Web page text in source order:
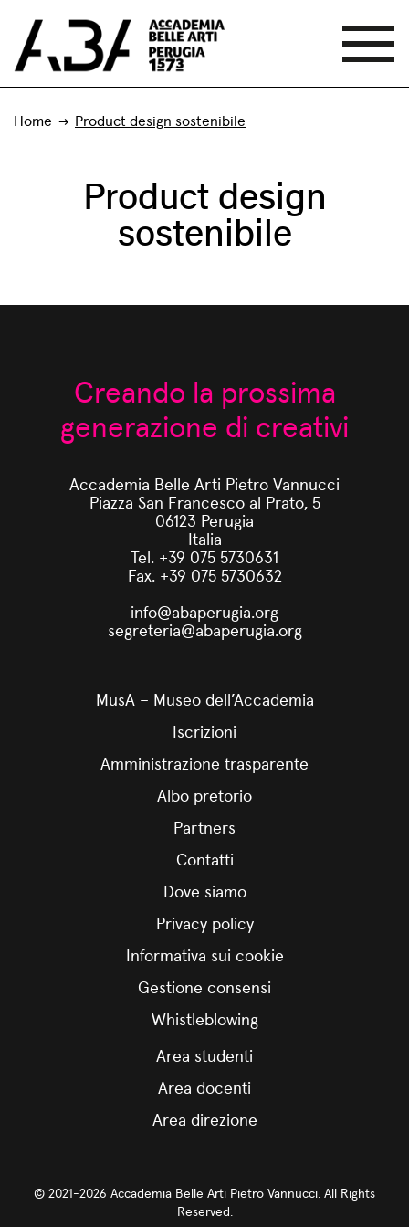
Home Product design sostenibile
Product design
sostenibile
Creando la prossima
generazione di creativi
Accademia Belle Arti Pietro Vannucci
Piazza San Francesco al Prato, 5
06123 Perugia
Italia
Tel. +39 075 5730631
Fax. +39 075 5730632
info@abaperugia.org
segreteria@abaperugia.org
MusA – Museo dell’Accademia
Iscrizioni
Amministrazione trasparente
Albo pretorio
Partners
Contatti
Dove siamo
Privacy policy
Informativa sui cookie
Gestione consensi
Whistleblowing
Area studenti
Area docenti
Area direzione
© 2021-2026 Accademia Belle Arti Pietro Vannucci. All Rights
Reserved.